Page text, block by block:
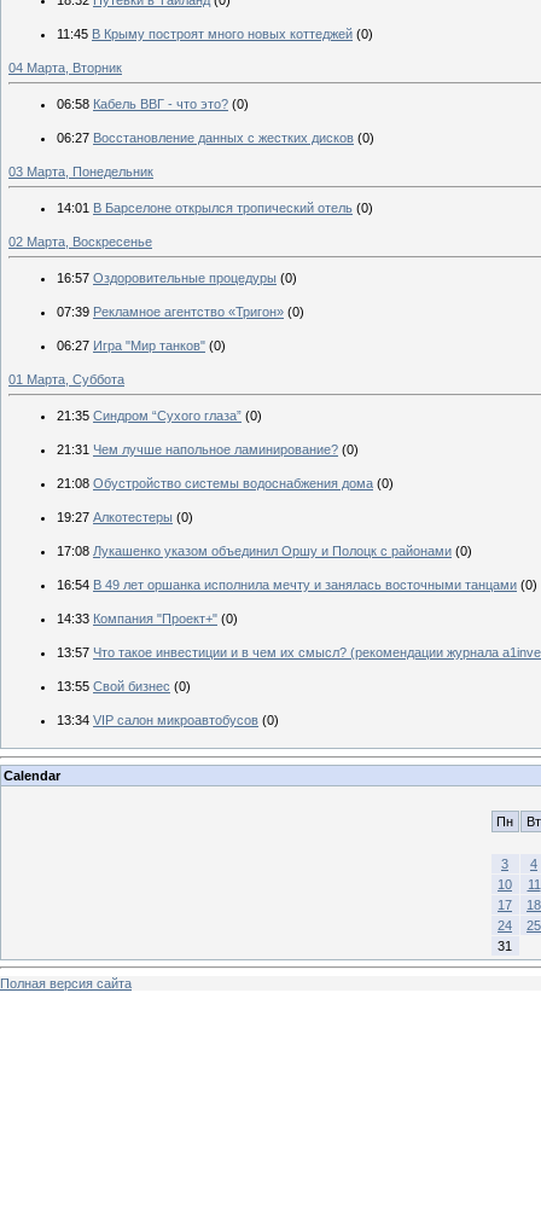
11:45 В Крыму построят много новых коттеджей (0)
04 Марта, Вторник
06:58 Кабель ВВГ - что это? (0)
06:27 Восстановление данных с жестких дисков (0)
03 Марта, Понедельник
14:01 В Барселоне открылся тропический отель (0)
02 Марта, Воскресенье
16:57 Оздоровительные процедуры (0)
07:39 Рекламное агентство «Тригон» (0)
06:27 Игра "Мир танков" (0)
01 Марта, Суббота
21:35 Синдром “Сухого глаза” (0)
21:31 Чем лучше напольное ламинирование? (0)
21:08 Обустройство системы водоснабжения дома (0)
19:27 Алкотестеры (0)
17:08 Лукашенко указом объединил Оршу и Полоцк с районами (0)
16:54 В 49 лет оршанка исполнила мечту и занялась восточными танцами (0)
14:33 Компания "Проект+" (0)
13:57 Что такое инвестиции и в чем их смысл? (рекомендации журнала
13:55 Свой бизнес (0)
13:34 VIP салон микроавтобусов (0)
Calendar
Пн Вт
3
4
10
11
17
18
24
25
31
Полная версия сайта